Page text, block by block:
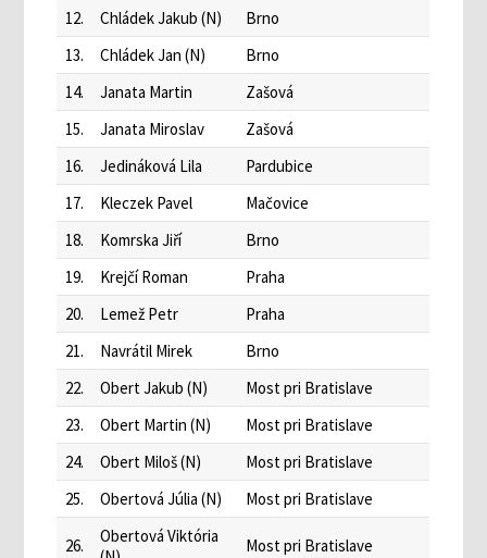
12.
Chládek Jakub (N)
Brno
13.
Chládek Jan (N)
Brno
14.
Janata Martin
Zašová
15.
Janata Miroslav
Zašová
16.
Jedináková Lila
Pardubice
17.
Kleczek Pavel
Mačovice
18.
Komrska Jiří
Brno
19.
Krejčí Roman
Praha
20.
Lemež Petr
Praha
21.
Navrátil Mirek
Brno
22.
Obert Jakub (N)
Most pri Bratislave
23.
Obert Martin (N)
Most pri Bratislave
24.
Obert Miloš (N)
Most pri Bratislave
25.
Obertová Júlia (N) Most pri Bratislave
26.
Obertová Viktória
Most pri Bratislave